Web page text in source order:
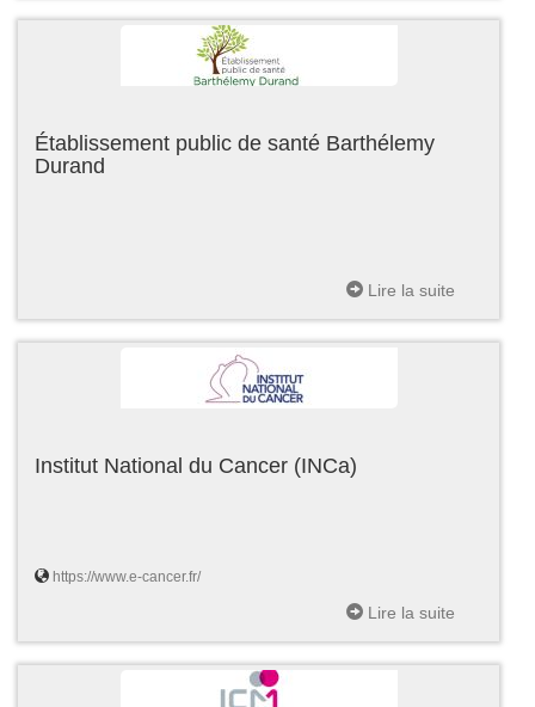
Établissement public de santé Barthélemy
Durand
Lire la suite
Institut National du Cancer (INCa)
https://www.e-cancer.fr/
Lire la suite